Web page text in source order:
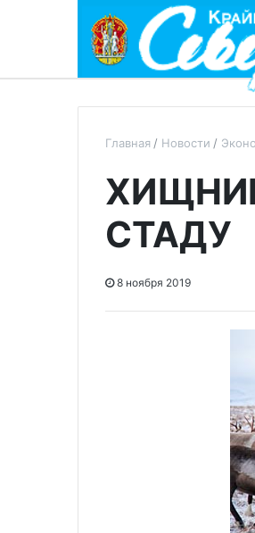
Главная Новости
СТАДУ
8 ноября 2019